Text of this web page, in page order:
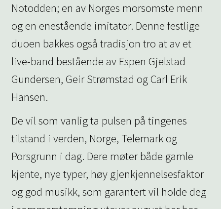
Notodden; en av Norges morsomste menn
og en enestående imitator. Denne festlige
duoen bakkes også tradisjon tro at av et
live-band bestående av Espen Gjelstad
Gundersen, Geir Strømstad og Carl Erik
Hansen.
De vil som vanlig ta pulsen på tingenes
tilstand i verden, Norge, Telemark og
Porsgrunn i dag. Dere møter både gamle
kjente, nye typer, høy gjenkjennelsesfaktor
og god musikk, som garantert vil holde deg